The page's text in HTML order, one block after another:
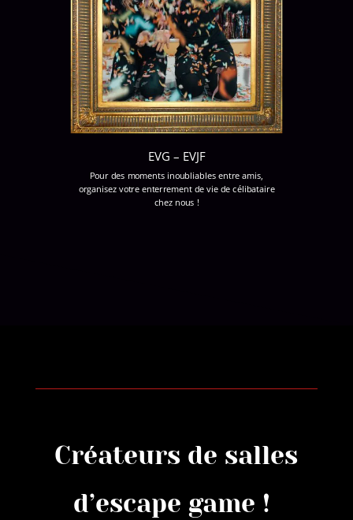
EVG – EVJF
Pour des moments inoubliables entre amis,
organisez votre enterrement de vie de célibataire
chez nous !
Créateurs de salles
d’escape game !